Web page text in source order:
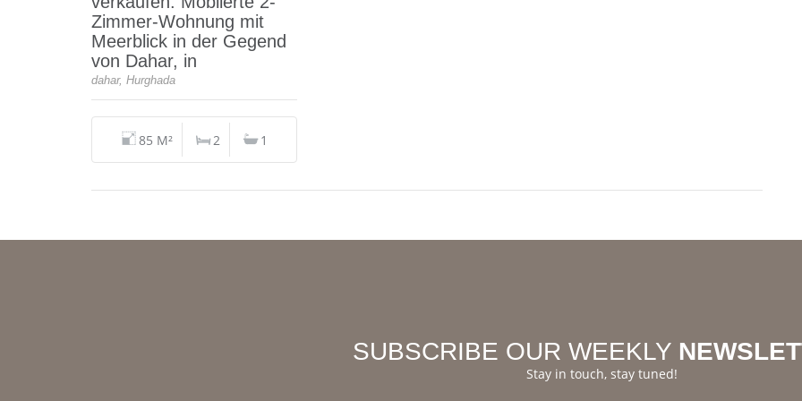
Zimmer-Wohnung mit
Meerblick in der Gegend
von Dahar, in
dahar, Hurghada
85 M² 2 1
SUBSCRIBE OUR WEEKLY
Stay in touch, stay tuned!